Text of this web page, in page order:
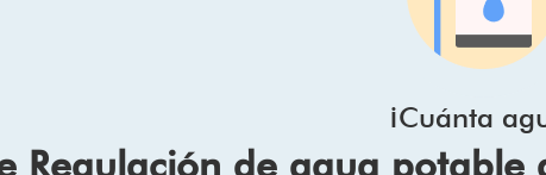
¡Cuánta
Regulación de agua